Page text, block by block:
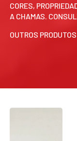
CORES,
A CHAMAS.
OUTROS